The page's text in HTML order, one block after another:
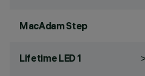
MacAdam Step
Lifetime LED 1